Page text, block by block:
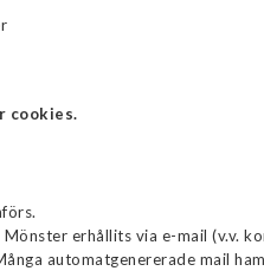
cookies.
erhållits via e-mail (v.v.
automatgenererade mail